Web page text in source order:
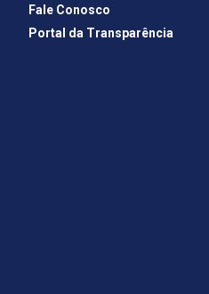
Fale Conosco
Portal da Transparência